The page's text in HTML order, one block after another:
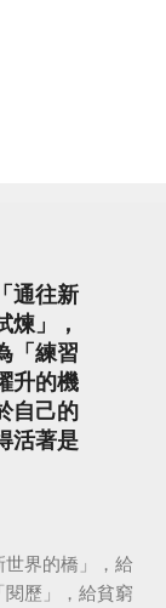
通往新
煉」，
「練習
升的機
自己的
活著是
界的橋」，給
歷」，給貧窮